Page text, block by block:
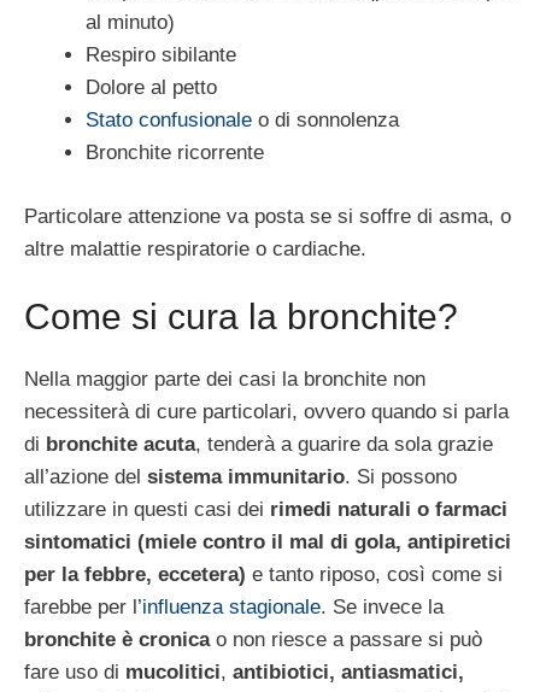
al minuto)
Respiro sibilante
Dolore al petto
Stato confusionale o di sonnolenza
Bronchite ricorrente
Particolare attenzione va posta se si soffre di asma, o
altre malattie respiratorie o cardiache.
Come si cura la bronchite?
Nella maggior parte dei casi la bronchite non
necessiterà di cure particolari, ovvero quando si parla
di bronchite acuta, tenderà a guarire da sola grazie
all’azione del sistema immunitario. Si possono
utilizzare in questi casi dei rimedi naturali o farmaci
sintomatici (miele contro il mal di gola, antipiretici
per la febbre, eccetera) e tanto riposo, così come si
farebbe per l ’influenza stagionale. Se invece la
bronchite è cronicao non riesce a passare si può
fare uso di mucolitici, antibiotici, antiasmatici,